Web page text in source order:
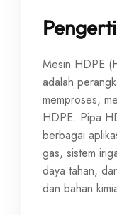
Mesin HDPE
adalah
memproses,
HDPE. Pipa
berbagai
gas, sistem
daya tahan,
dan bahan